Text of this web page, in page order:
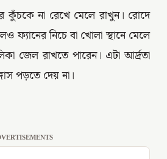
কুঁচকে না রেখে মেলে রাখুন। রোদে
ফ্যানের নিচে বা খোলা স্থানে মেলে
জেল রাখতে পারেন। এটা আর্দ্রতা
পড়তে দেয় না।